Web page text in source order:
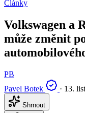
Články
Volkswagen a
může změnit
PB
Pavel Botek
· 13.
Shrnout